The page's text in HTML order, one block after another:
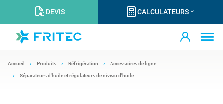
DEVIS CALCULATEURS
Accueil Produits Réfrigération Accessoires de ligne
Séparateurs d'huile et régulateurs de niveau d'huile